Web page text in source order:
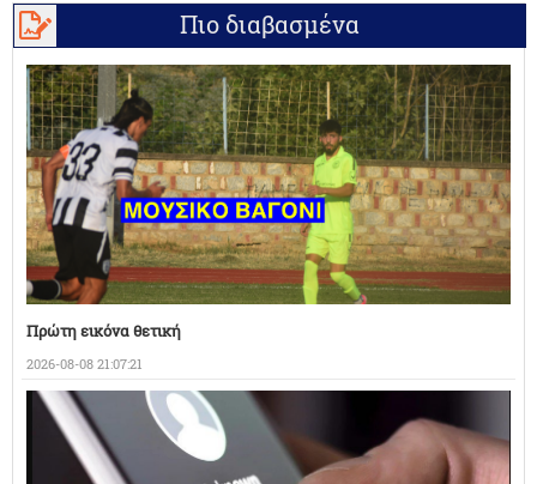
Πιο διαβασμένα
Πρώτη εικόνα θετική
2026-08-08 21:07:21